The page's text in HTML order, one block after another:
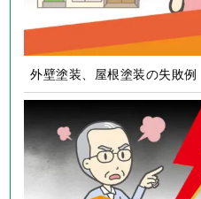
外壁塗装、屋根塗装の失敗